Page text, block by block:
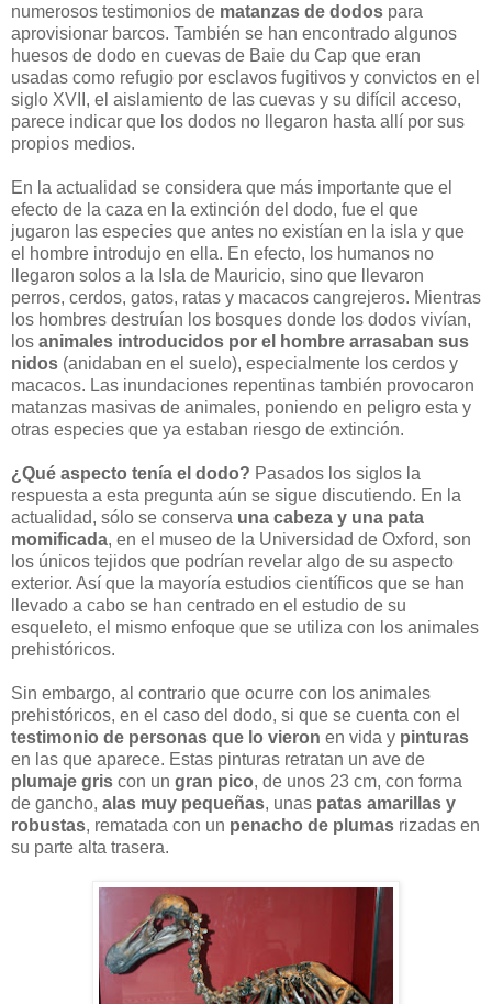
numerosos testimonios de matanzas de dodos para
aprovisionar barcos. También se han encontrado algunos
huesos de dodo en cuevas de Baie du Cap que eran
usadas como refugio por esclavos fugitivos y convictos en el
siglo XVII, el aislamiento de las cuevas y su difícil acceso,
parece indicar que los dodos no llegaron hasta allí por sus
propios medios.
En la actualidad se considera que más importante que el
efecto de la caza en la extinción del dodo, fue el que
jugaron las especies que antes no existían en la isla y que
el hombre introdujo en ella. En efecto, los humanos no
llegaron solos a la Isla de Mauricio, sino que llevaron
perros, cerdos, gatos, ratas y macacos cangrejeros. Mientras
los hombres destruían los bosques donde los dodos vivían,
los animales introducidos por el hombre arrasaban sus
nidos (anidaban en el suelo), especialmente los cerdos y
macacos. Las inundaciones repentinas también provocaron
matanzas masivas de animales, poniendo en peligro esta y
otras especies que ya estaban riesgo de extinción.
¿Qué aspecto tenía el dodo? Pasados los siglos la
respuesta a esta pregunta aún se sigue discutiendo. En la
actualidad, sólo se conserva una cabeza y una pata
momificada, en el museo de la Universidad de Oxford, son
los únicos tejidos que podrían revelar algo de su aspecto
exterior. Así que la mayoría estudios científicos que se han
llevado a cabo se han centrado en el estudio de su
esqueleto, el mismo enfoque que se utiliza con los animales
prehistóricos.
Sin embargo, al contrario que ocurre con los animales
prehistóricos, en el caso del dodo, si que se cuenta con el
testimonio de personas que lo vieron en vida y pinturas
en las que aparece. Estas pinturas retratan un ave de
plumaje gris con un gran pico, de unos 23 cm, con forma
de gancho, alas muy pequeñas, unas patas amarillas y
robustas, rematada con un penacho de plumas rizadas en
su parte alta trasera.